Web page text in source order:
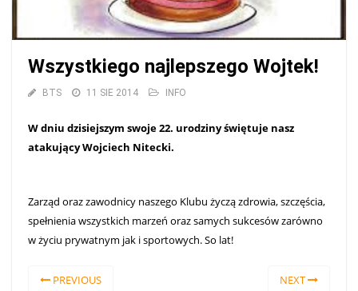
Wszystkiego najlepszego Wojtek!
BTS 11 SIE 2014 INFO
W dniu dzisiejszym swoje 22. urodziny świętuje nasz
atakujący Wojciech Nitecki.
Zarząd oraz zawodnicy naszego Klubu życzą zdrowia, szczęścia,
spełnienia wszystkich marzeń oraz samych sukcesów zarówno
w życiu prywatnym jak i sportowych. So lat!
PREVIOUS NEXT